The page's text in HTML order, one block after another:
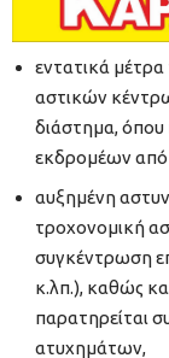
εντατικά
αστικών
διάστημα, όπου
εκδρομέων από
αυξημένη
τροχονομική
συγκέντρωση
κ.λπ.), καθώς
παρατηρείται
ατυχημάτων,